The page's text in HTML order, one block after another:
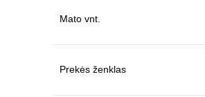
Mato vnt.
Prekės ženklas